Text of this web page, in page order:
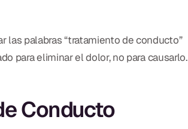
palabras “tratamiento de conducto”
para eliminar el dolor, no para causarlo.
Conducto